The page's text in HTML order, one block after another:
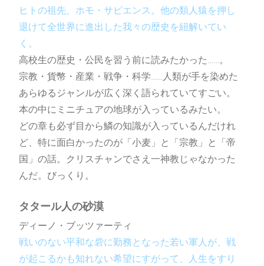
本
小説
エッセイ
LAST MOMENTS
天野蒼の小説情報サイト。
作品の展示・文学系イベントへの参加情
報を配信しています
ヒトの祖先、ホモ・サピエンス。他の類人猿を押し
退けて全世界に進出した我々の歴史を紐解いてい
く。
高校生の歴史・公民を習う前に読みたかった……。
宗教・貨幣・産業・戦争・科学……人類が手を染めた
あらゆるジャンルが広く深く語られていてすごい。
本の中にミニチュアの地球が入っているみたい。
どの章も必ず目から鱗の知識が入っているんだけれ
ど、特に面白かったのが「小麦」と「宗教」と「帝
国」の話。クリスチャンでさえ一神教じゃなかった
んだ。びっくり。
タタール人の砂漠
ディーノ・ブッツァーティ
戦いのない平和な砦に勤務となった若い軍人が、戦
が起こるかも知れない希望にすがって、人生をすり